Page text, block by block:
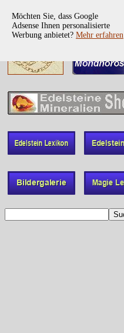
Möchten Sie, dass Google
Adsense Ihnen personalisierte
Werbung anbietet? Mehr erfahren